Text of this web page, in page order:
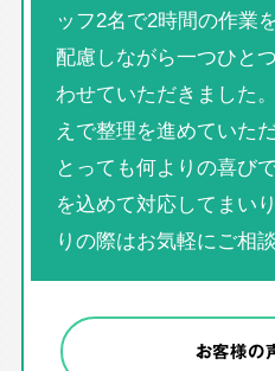
ッフ2名で2時間の作業
配慮しながら一つひと
わせていただきました
えで整理を進めていた
とっても何よりの喜び
を込めて対応してまい
りの際はお気軽にご相
お客様の